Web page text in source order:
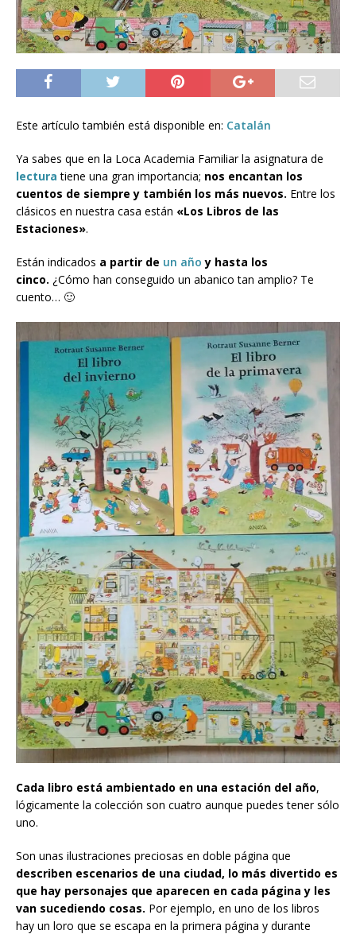
Este artículo también está disponible en: Catalán
Ya sabes que en la Loca Academia Familiar la asignatura de
lectura tiene una gran importancia; nos encantan los
cuentos de siempre y también los más nuevos. Entre los
clásicos en nuestra casa están «Los Libros de las
Estaciones».
Están indicados a partir de un año y hasta los
cinco. ¿Cómo han conseguido un abanico tan amplio? Te
cuento… 🙂
Cada libro está ambientado en una estación del año,
lógicamente la colección son cuatro aunque puedes tener sólo
uno.
Son unas ilustraciones preciosas en doble página que
describen escenarios de una ciudad, lo más divertido es
que hay personajes que aparecen en cada página y les
van sucediendo cosas. Por ejemplo, en uno de los libros
hay un loro que se escapa en la primera página y durante